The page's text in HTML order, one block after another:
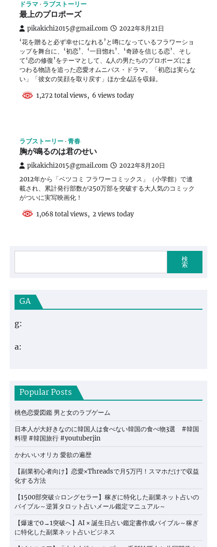
ドラマ ラブストーリー
最上のプロポーズ
pikakichi2015@gmail.com 2022年8月21日
‘花を贈ると必ず幸せになれる’と噂になっているフラワーショ
ップを舞台に、‘初恋’、‘一目惚れ’、‘奇跡を信じる恋’、そし
て‘恋の修復’をテーマとして、4人の男たちのプロポーズにま
つわる物語を追った恋愛オムニバス・ドラマ。「初恋は実らな
い」「彼女の笑顔を取り戻す」ほか全4話を収録。
1,272 total views, 6 views today
ラブストーリー 青春
胸が鳴るのは君のせい
pikakichi2015@gmail.com 2022年8月20日
2012年から「ベツコミ フラワーコミックス」（小学館）で連
載され、累計発行部数が250万部を突破する大人気のコミック
がついに実写映画化！
1,068 total views, 2 views today
検
索
GA
g:
a:
Popular Posts
桃色恋愛図鑑 男と女のラブゲーム
日本人が大好きなのに韓国人は食べない韓国の食べ物3選 #韓国
料理 #韓国旅行 #youtuberjin
かわいいオリカ 愛欲の遍歴
【副業初心者向け】恋愛×Threadsで月5万円！スマホだけで収益
化する方法
【1500部突破☆ロングセラー】稼ぎに特化した副業ネット占いの
バイブル～逆算タロット占いメール鑑定マニュアル～
【爆速で0→1突破へ】AI × 誕生日占い鑑定書作成バイブル～稼ぎ
に特化した副業ネット占いビジネス